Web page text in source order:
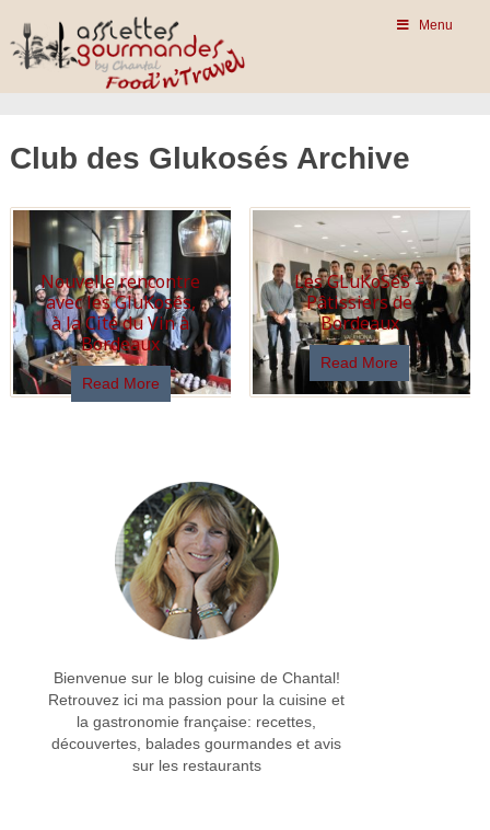
Menu
Club des Glukosés Archive
Nouvelle rencontre
avec les GluKosés,
à la Cité du Vin à
Bordeaux
Read More
Les GLuKoSéS –
Pâtissiers de
Bordeaux
Read More
Bienvenue sur le blog cuisine de Chantal!
Retrouvez ici ma passion pour la cuisine et
la gastronomie française: recettes,
découvertes, balades gourmandes et avis
sur les restaurants